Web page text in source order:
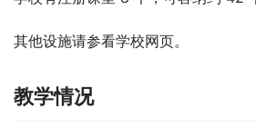
其他设施请参看学校网页。
教学情况